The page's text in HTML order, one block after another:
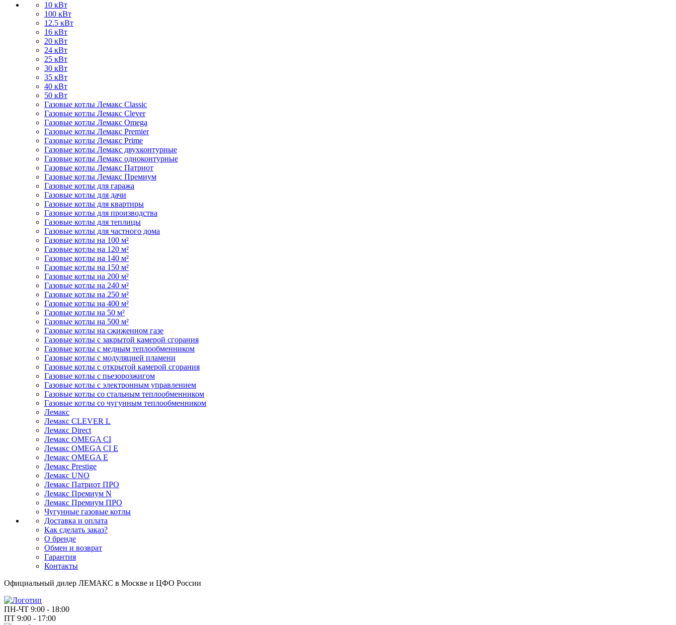
10 кВт
100 кВт
12.5 кВт
16 кВт
20 кВт
24 кВт
25 кВт
30 кВт
35 кВт
40 кВт
50 кВт
Газовые котлы Лемакс Classic
Газовые котлы Лемакс Clever
Газовые котлы Лемакс Omega
Газовые котлы Лемакс Premier
Газовые котлы Лемакс Prime
Газовые котлы Лемакс двухконтурные
Газовые котлы Лемакс одноконтурные
Газовые котлы Лемакс Патриот
Газовые котлы Лемакс Премиум
Газовые котлы для гаража
Газовые котлы для дачи
Газовые котлы для квартиры
Газовые котлы для производства
Газовые котлы для теплицы
Газовые котлы для частного дома
Газовые котлы на 100 м²
Газовые котлы на 120 м²
Газовые котлы на 140 м²
Газовые котлы на 150 м²
Газовые котлы на 200 м²
Газовые котлы на 240 м²
Газовые котлы на 250 м²
Газовые котлы на 400 м²
Газовые котлы на 50 м²
Газовые котлы на 500 м²
Газовые котлы на сжиженном газе
Газовые котлы с закрытой камерой сгорания
Газовые котлы с медным теплообменником
Газовые котлы с модуляцией пламени
Газовые котлы с открытой камерой сгорания
Газовые котлы с пьезорозжигом
Газовые котлы с электронным управлением
Газовые котлы со стальным теплообменником
Газовые котлы со чугунным теплообменником
Лемакс
Лемакс CLEVER L
Лемакс Direct
Лемакс OMEGA CI
Лемакс OMEGA CI E
Лемакс OMEGA E
Лемакс Prestige
Лемакс UNO
Лемакс Патриот ПРО
Лемакс Премиум N
Лемакс Премиум ПРО
Чугунные газовые котлы
Доставка и оплата
Как сделать заказ?
О бренде
Обмен и возврат
Гарантия
Контакты
Официальный дилер ЛЕМАКС в Москве и ЦФО России
ПН-ЧТ 9:00 - 18:00
ПТ 9:00 - 17:00